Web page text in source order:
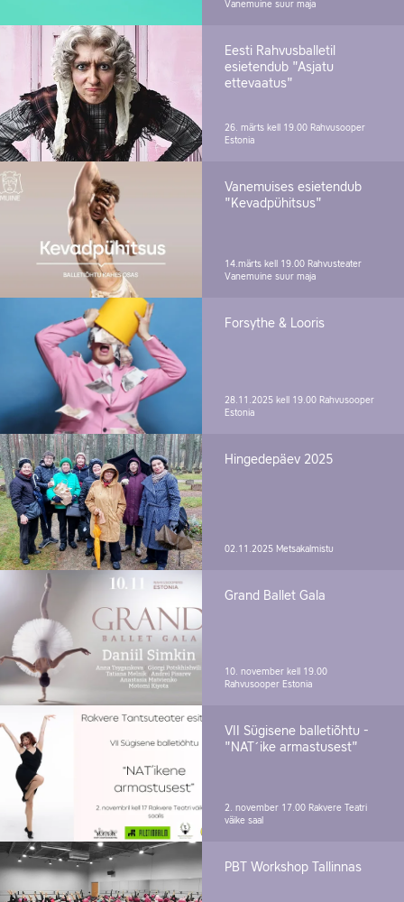
Vanemuine suur maja
Eesti Rahvusballetil
esietendub "Asjatu
ettevaatus"
26. märts kell 19.00 Rahvusooper
Estonia
Vanemuises esietendub
"Kevadpühitsus"
14.märts kell 19.00 Rahvusteater
Vanemuine suur maja
Forsythe & Looris
28.11.2025 kell 19.00 Rahvusooper
Estonia
Hingedepäev 2025
02.11.2025 Metsakalmistu
Grand Ballet Gala
10. november kell 19.00
Rahvusooper Estonia
VII Sügisene balletiõhtu -
"NAT´ike armastusest"
2. november 17.00 Rakvere Teatri
väike saal
PBT Workshop Tallinnas